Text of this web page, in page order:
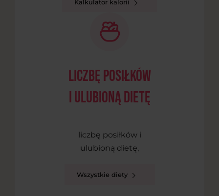
Kalkulator kalorii
liczbę posiłków
i ulubioną dietę
liczbę posiłków i
ulubioną dietę,
Wszystkie diety